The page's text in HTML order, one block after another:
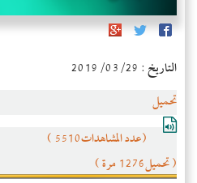
التاريخ : 2019/03/29
تحميل
(عدد المشاهدات5510 )
( تحميل1276 مرة )